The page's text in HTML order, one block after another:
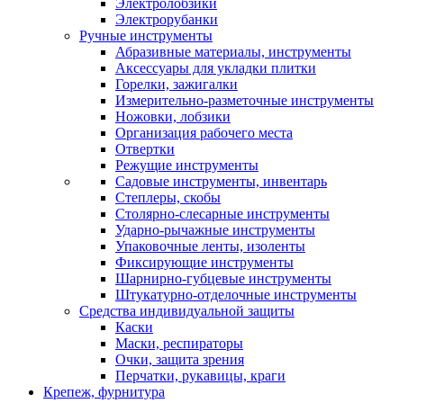
Электрорубанки
Ручные инструменты
Абразивные материалы, инструменты
Аксессуары для укладки плитки
Горелки, зажигалки
Измерительно-разметочные инструменты
Ножовки, лобзики
Организация рабочего места
Отвертки
Режущие инструменты
Садовые инструменты, инвентарь
Степлеры, скобы
Столярно-слесарные инструменты
Ударно-рычажные инструменты
Упаковочные ленты, изоленты
Фиксирующие инструменты
Шарнирно-губцевые инструменты
Штукатурно-отделочные инструменты
Средства индивидуальной защиты
Каски
Маски, респираторы
Очки, защита зрения
Перчатки, рукавицы, краги
Крепеж, фурнитура